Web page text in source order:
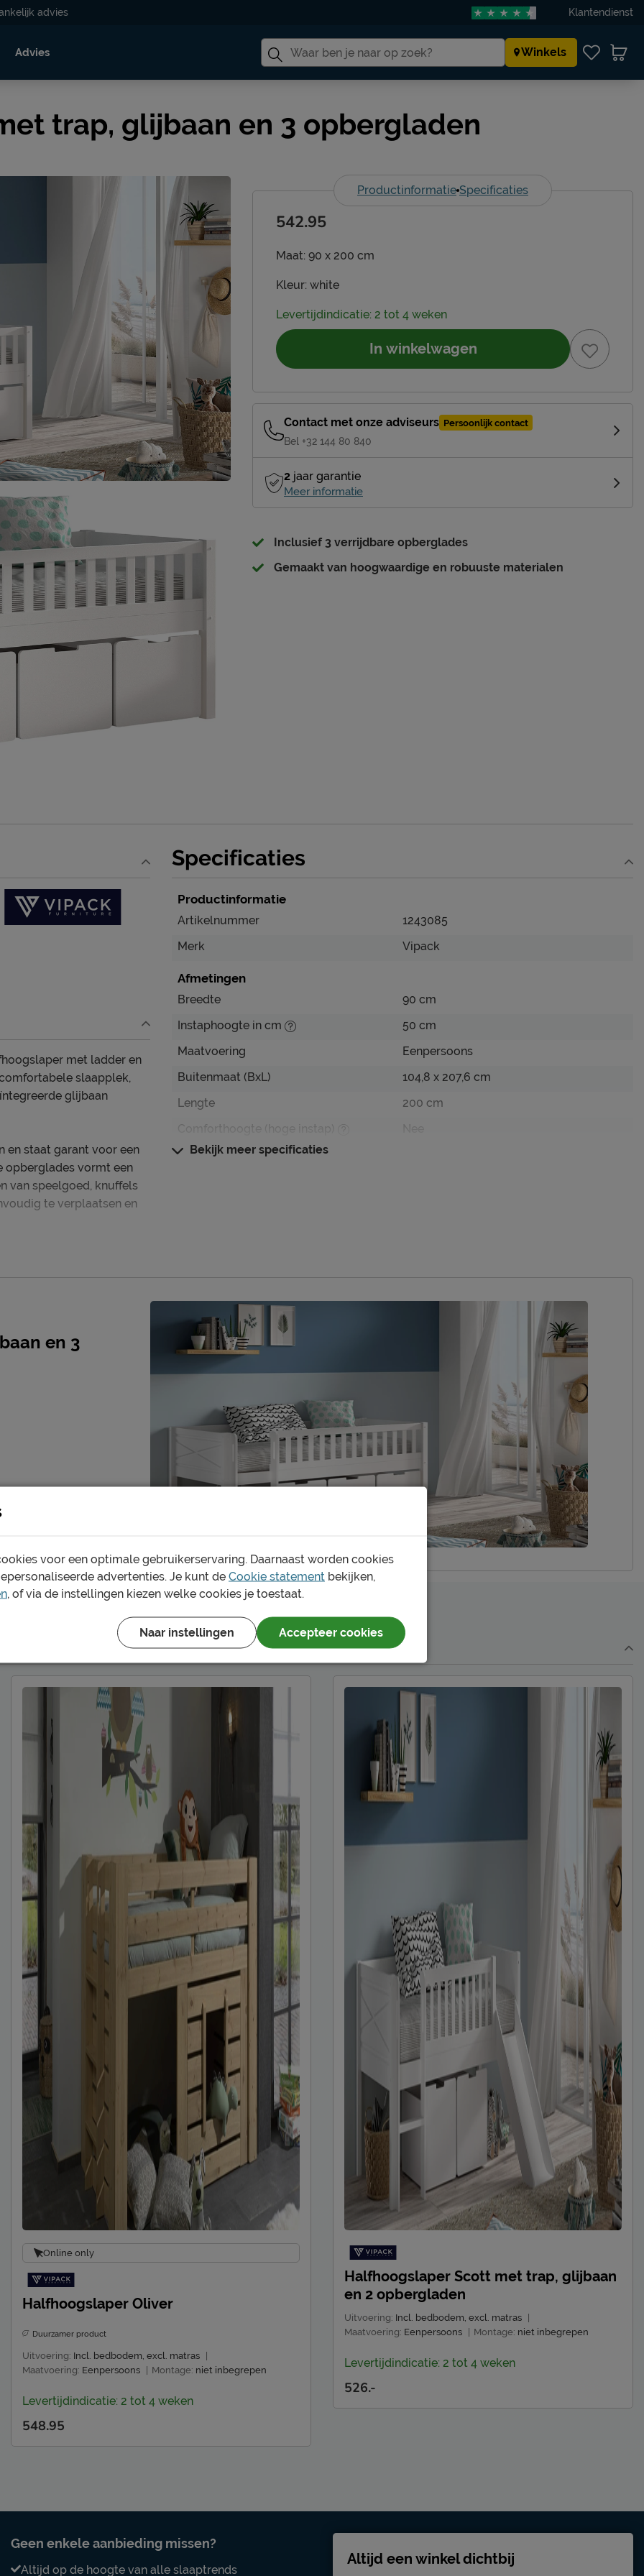
advies Klantendienst
Advies Winkels
trap, glijbaan en 3 opbergladen
Productinformatie Specificaties
Maat: 90 x 200 cm
Kleur: white
542.95
Levertijdindicatie: 2 tot 4 weken
In winkelwagen
Contact met onze adviseurs Persoonlijk contact
Bel +32 144 80 840
2 jaar garantie
Meer informatie
Inclusief 3 verrijdbare opberglades
Gemaakt van hoogwaardige en robuuste materialen
met ladder en
slaapplek,
glijbaan
en staat garant voor een
opberglades vormt een
van speelgoed, knuffels
te verplaatsen en
én schoon houden. Alle
kun je terug vinden bij
Specificaties
Productinformatie
Artikelnummer
1243085
Merk
Vipack
Afmetingen
Breedte
90 cm
Instaphoogte in cm
50 cm
Maatvoering
Eenpersoons
Buitenmaat (BxL)
104,8 x 207,6 cm
Lengte
200 cm
Comforthoogte (hoge instap)
Nee
Hoogte hoofdbord
Kleur
white
Materiaal
grenen/MDF
Goed om te weten
Onderhoud
Afnemen met een vochtig doekje
2 jaar garantie volgens CBW voorwaarden
Montage
Leveranciersinformatie
Vipack NV
Meulebeeksestraat 51, 8710, Wielsbeke,
België
sales@vipack.be
Bekijk meer specificaties
en 3
Online only
Halfhoogslaper Oliver
Duurzamer product
Uitvoering: Incl. bedbodem, excl. matras
Maatvoering: Eenpersoons Montage: niet inbegrepen
Levertijdindicatie: 2 tot 4 weken
548.95
Halfhoogslaper Scott met trap, glijbaan
en 2 opbergladen
Uitvoering: Incl. bedbodem, excl. matras
Maatvoering: Eenpersoons Montage: niet inbegrepen
Levertijdindicatie: 2 tot 4 weken
526.-
Geen enkele aanbieding missen?
Altijd op de hoogte van alle slaaptrends
Altijd een winkel dichtbij
voor een optimale gebruikerservaring. Daarnaast worden cookies
advertenties. Je kunt de Cookie statement bekijken,
, of via de instellingen kiezen welke cookies je toestaat.
Naar instellingen Accepteer cookies